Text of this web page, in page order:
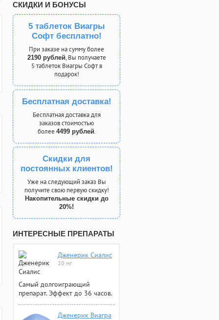
СКИДКИ И БОНУСЫ
5 таблеток Виагры
Софт бесплатно!
При заказе на сумму более
2190 рублей, Вы получаете
5 таблеток Виагры Софт в
подарок!
Бесплатная доставка!
Бесплатная доставка для
заказов стоимостью
более 4499 рублей.
Скидки для
постоянных клиентов!
Уже на следующий заказ Вы
получите свою первую скидку!
Накопительные скидки до
20%!
ИНТЕРЕСНЫЕ ПРЕПАРАТЫ
Дженерик Сиалис
20 мг
Самый долгоиграющий
препарат. Эффект до 36 часов.
Дженерик Виагра